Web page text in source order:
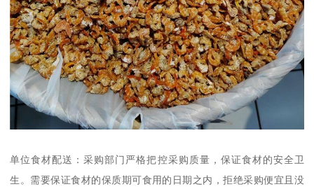
单位食材配送：采购部门严格把控采购质量，保证食材的安全卫
生。需要保证食材的保质期可食用的日期之内，拒绝采购便宜且没